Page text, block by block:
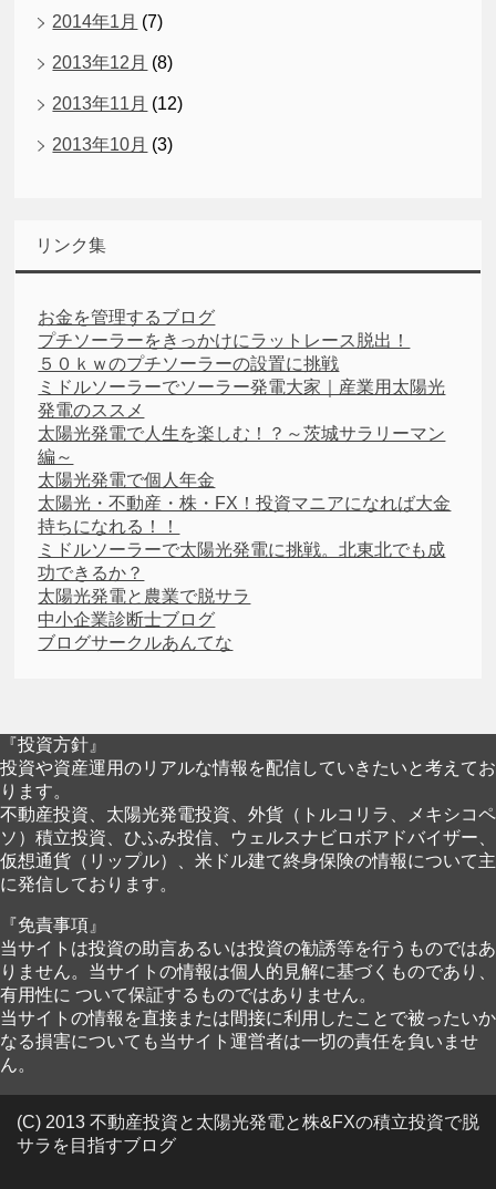
2014年1月 (7)
2013年12月 (8)
2013年11月 (12)
2013年10月 (3)
リンク集
お金を管理するブログ
プチソーラーをきっかけにラットレース脱出！
５０ｋｗのプチソーラーの設置に挑戦
ミドルソーラーでソーラー発電大家｜産業用太陽光
発電のススメ
太陽光発電で人生を楽しむ！？～茨城サラリーマン
編～
太陽光発電で個人年金
太陽光・不動産・株・FX！投資マニアになれば大金
持ちになれる！！
ミドルソーラーで太陽光発電に挑戦。北東北でも成
功できるか？
太陽光発電と農業で脱サラ
中小企業診断士ブログ
ブログサークルあんてな
『投資方針』
投資や資産運用のリアルな情報を配信していきたいと考えてお
ります。
不動産投資、太陽光発電投資、外貨（トルコリラ、メキシコペ
ソ）積立投資、ひふみ投信、ウェルスナビロボアドバイザー、
仮想通貨（リップル）、米ドル建て終身保険の情報について主
に発信しております。
『免責事項』
当サイトは投資の助言あるいは投資の勧誘等を行うものではあ
りません。当サイトの情報は個人的見解に基づくものであり、
有用性に ついて保証するものではありません。
当サイトの情報を直接または間接に利用したことで被ったいか
なる損害についても当サイト運営者は一切の責任を負いませ
ん。
(C) 2013 不動産投資と太陽光発電と株&FXの積立投資で脱
サラを目指すブログ